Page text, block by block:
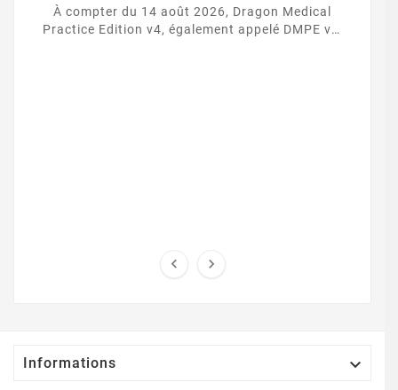
À compter du 14 août 2026, Dragon Medical
Practice Edition v4, également appelé DMPE v4,
 
Informations 